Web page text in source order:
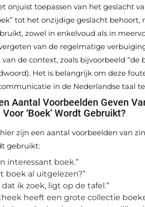
onjuist toepassen van het geslacht
tot het onzijdige geslacht behoort,
zowel in enkelvoud als in
van de regelmatige
de context, zoals bijvoorbeeld “de
Het is belangrijk om deze
in de Nederlandse taal
Aantal Voorbeelden Geven
‘boek’ Wordt Gebruikt?
zijn een aantal voorbeelden van
gebruikt:
interessant boek.”
boek al uitgelezen?”
ik zoek, ligt op de tafel.”
heeft een grote collectie